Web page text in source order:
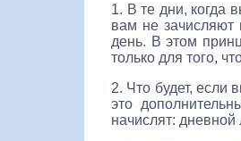
1. В те дни, когда
вам не зачисляют
день. В этом
только для того,
2. Что будет, если
это
начислят: